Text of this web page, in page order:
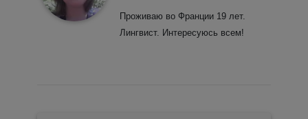
Проживаю во Франции 19 лет.
Лингвист. Интересуюсь всем!